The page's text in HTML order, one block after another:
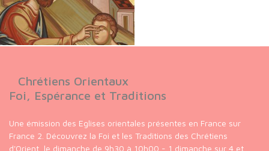
Chrétiens Orientaux
Foi, Espérance et Traditions
Une émission des Eglises orientales présentes en France sur
France 2. Découvrez la Foi et les Traditions des Chrétiens
d'Orient, le dimanche de 9h30 à 10h00 - 1 dimanche sur 4 et